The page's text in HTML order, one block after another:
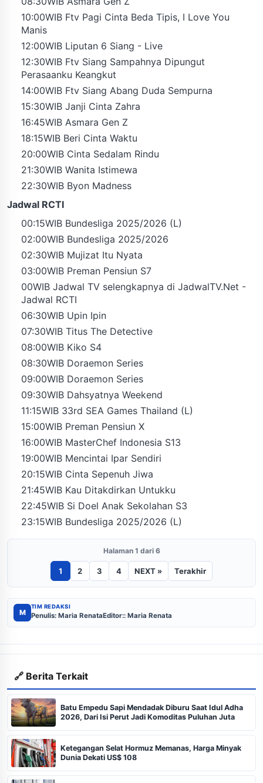
10:00WIB Ftv Pagi Cinta Beda Tipis, I Love You
Manis
12:00WIB Liputan 6 Siang - Live
12:30WIB Ftv Siang Sampahnya Dipungut
Perasaanku Keangkut
14:00WIB Ftv Siang Abang Duda Sempurna
15:30WIB Janji Cinta Zahra
16:45WIB Asmara Gen Z
18:15WIB Beri Cinta Waktu
20:00WIB Cinta Sedalam Rindu
21:30WIB Wanita Istimewa
22:30WIB Byon Madness
Jadwal RCTI
00:15WIB Bundesliga 2025/2026 (L)
02:00WIB Bundesliga 2025/2026
02:30WIB Mujizat Itu Nyata
03:00WIB Preman Pensiun S7
00WIB Jadwal TV selengkapnya di JadwalTV.Net -
Jadwal RCTI
06:30WIB Upin Ipin
07:30WIB Titus The Detective
08:00WIB Kiko S4
08:30WIB Doraemon Series
09:00WIB Doraemon Series
09:30WIB Dahsyatnya Weekend
11:15WIB 33rd SEA Games Thailand (L)
15:00WIB Preman Pensiun X
16:00WIB MasterChef Indonesia S13
19:00WIB Mencintai Ipar Sendiri
20:15WIB Cinta Sepenuh Jiwa
21:45WIB Kau Ditakdirkan Untukku
22:45WIB Si Doel Anak Sekolahan S3
23:15WIB Bundesliga 2025/2026 (L)
Halaman 1 dari 6
1 2 3 4 NEXT » Terakhir
M
TIM REDAKSI
Penulis: Maria RenataEditor:: Maria Renata
🔗 Berita Terkait
Batu Empedu Sapi Mendadak Diburu Saat Idul Adha
2026, Dari Isi Perut Jadi Komoditas Puluhan Juta
Ketegangan Selat Hormuz Memanas, Harga Minyak
Dunia Dekati US$ 108